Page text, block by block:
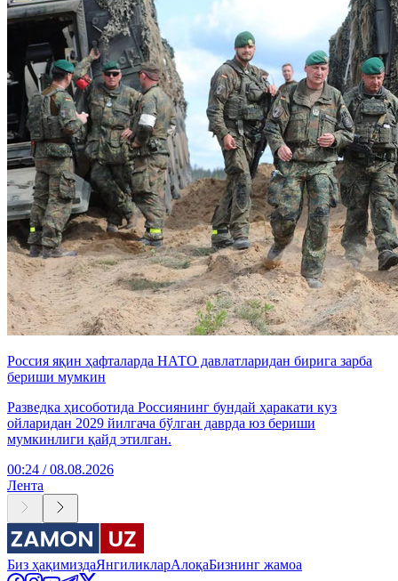
Россия яқин ҳафталарда НАТО давлатларидан бирига зарба
бериши мумкин
Разведка ҳисоботида Россиянинг бундай ҳаракати куз
ойларидан 2029 йилгача бўлган даврда юз бериши
мумкинлиги қайд этилган.
00:24 / 08.08.2026
Лента
Биз ҳақимиздаЯнгиликларАлоқаБизнинг жамоа